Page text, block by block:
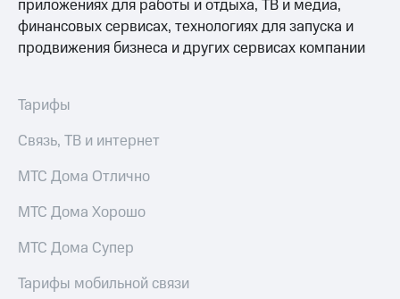
Описание
Программа
приобретения
Рынок
облигаций
Описание
Еврооблигации-2023
Уведомление
погашении
облигаций
приложениях для работы и отдыха, ТВ и медиа,
финансовых сервисах, технологиях для запуска и
продвижения бизнеса и других сервисах компании
Тарифы
Связь, ТВ и интернет
МТС Дома Отлично
МТС Дома Хорошо
МТС Дома Супер
Тарифы мобильной связи